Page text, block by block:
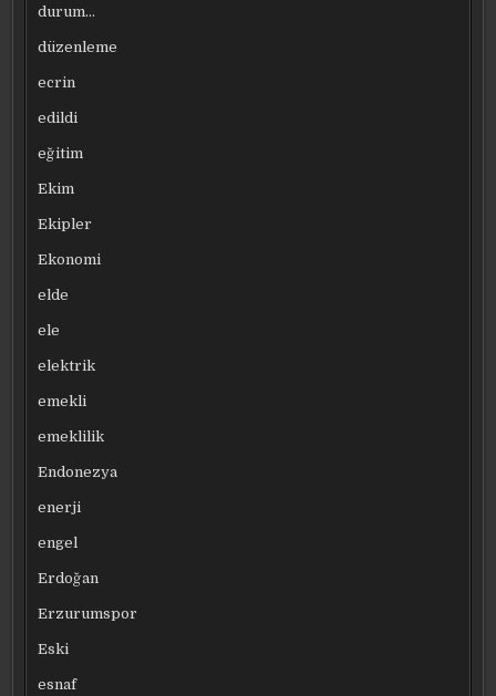
durum…
düzenleme
ecrin
edildi
eğitim
Ekim
Ekipler
Ekonomi
elde
ele
elektrik
emekli
emeklilik
Endonezya
enerji
engel
Erdoğan
Erzurumspor
Eski
esnaf